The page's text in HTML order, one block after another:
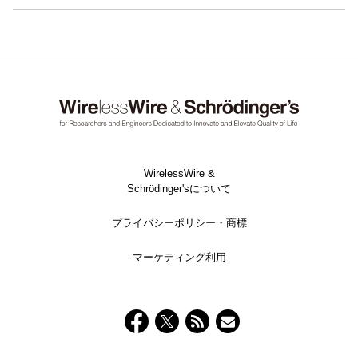
WirelessWire &
Schrödinger'sについて
プライバシーポリシー・商標
マーケティング利用